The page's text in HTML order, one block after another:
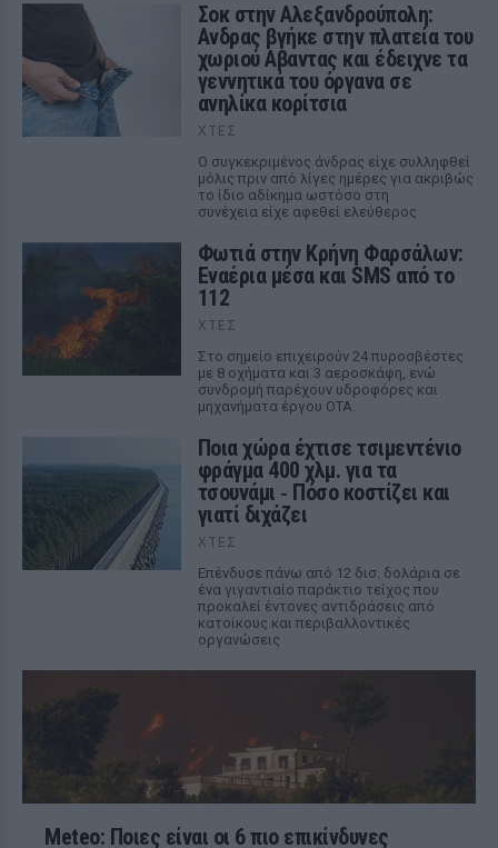
Σοκ στην Αλεξανδρούπολη:
Ανδρας βγήκε στην πλατεία του
χωριού Αβαντας και έδειχνε τα
γεννητικά του όργανα σε
ανηλίκα κορίτσια
ΧΤΕΣ
Ο συγκεκριμένος άνδρας είχε συλληφθεί
μόλις πριν από λίγες ημέρες για ακριβώς
το ίδιο αδίκημα ωστόσο στη
συνέχεια είχε αφεθεί ελεύθερος
Φωτιά στην Κρήνη Φαρσάλων:
Εναέρια μέσα και SMS από το
112
ΧΤΕΣ
Στο σημείο επιχειρούν 24 πυροσβέστες
με 8 οχήματα και 3 αεροσκάφη, ενώ
συνδρομή παρέχουν υδροφόρες και
μηχανήματα έργου ΟΤΑ.
Ποια χώρα έχτισε τσιμεντένιο
φράγμα 400 χλμ. για τα
τσουνάμι ‑ Πόσο κοστίζει και
γιατί διχάζει
ΧΤΕΣ
Επένδυσε πάνω από 12 δισ. δολάρια σε
ένα γιγαντιαίο παράκτιο τείχος που
προκαλεί έντονες αντιδράσεις από
κατοίκους και περιβαλλοντικές
οργανώσεις
Meteo: Ποιες είναι οι 6 πιο επικίνδυνες